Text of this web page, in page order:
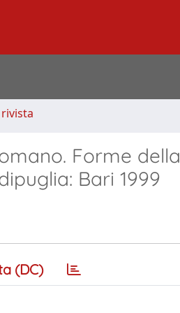
Forme della
Bari 1999
(DC)